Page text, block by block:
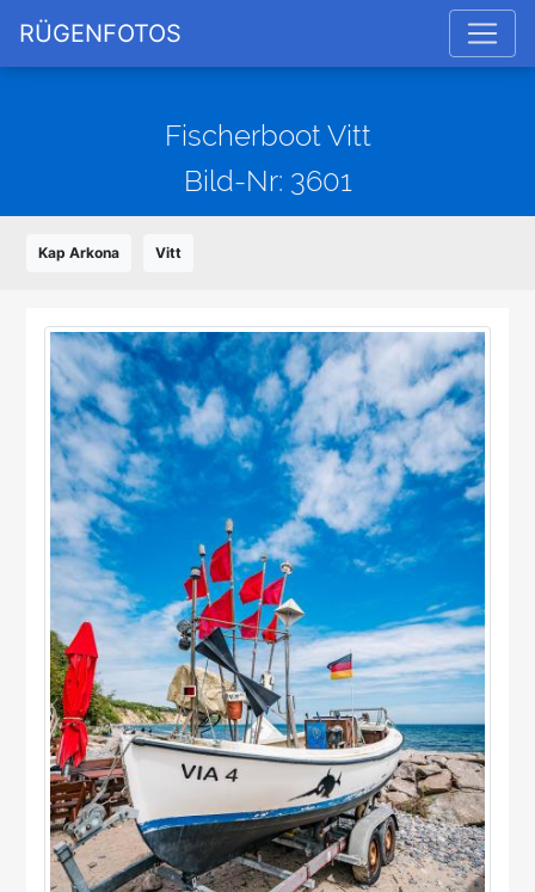
RÜGENFOTOS
Fischerboot Vitt
Bild-Nr: 3601
Kap Arkona Vitt